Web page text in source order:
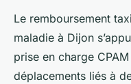
Le remboursement
maladie à Dijon
prise en charge
déplacements liés à